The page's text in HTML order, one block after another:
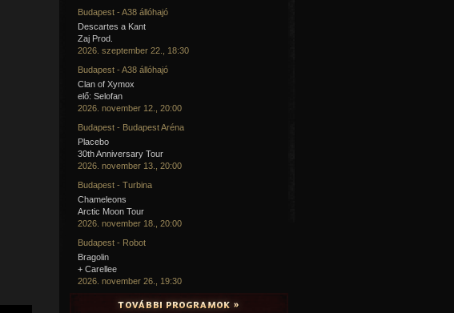
Budapest - A38 állóhajó
Descartes a Kant
Zaj Prod.
2026. szeptember 22., 18:30
Budapest - A38 állóhajó
Clan of Xymox
elő: Selofan
2026. november 12., 20:00
Budapest - Budapest Aréna
Placebo
30th Anniversary Tour
2026. november 13., 20:00
Budapest - Turbina
Chameleons
Arctic Moon Tour
2026. november 18., 20:00
Budapest - Robot
Bragolin
+ Carellee
2026. november 26., 19:30